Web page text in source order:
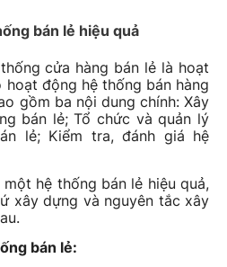
bán lẻ hiệu quả
cửa hàng bán lẻ là hoạt
động hệ thống bán hàng
gồm ba nội dung chính: Xây
bán lẻ; Tổ chức và quản lý
lẻ; Kiểm tra, đánh giá hệ
hệ thống bán lẻ hiệu quả,
xây dựng và nguyên tắc xây
bán lẻ: